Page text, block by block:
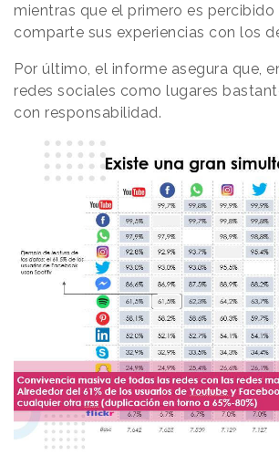
mientras que el primero es
comparte sus experiencias con los
Por último, el informe asegura que,
redes sociales como lugares
con responsabilidad.